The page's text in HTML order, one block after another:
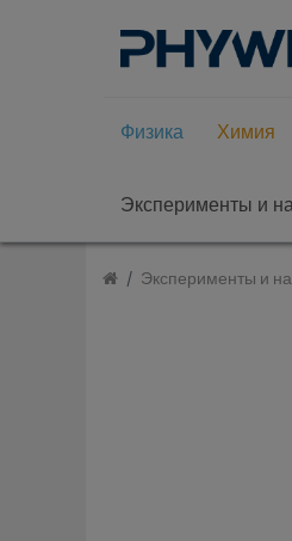
Физика Химия
Эксперименты и
Эксперименты и